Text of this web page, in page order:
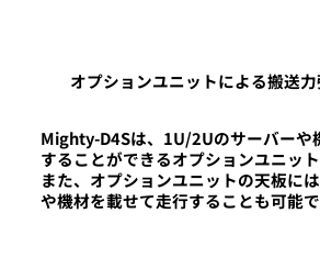
オプションユニットによる搬送
Mighty-D4Sは、1U/2Uのサーバーや
することができるオプションユニッ
また、オプションユニットの天板に
や機材を載せて走行することも可能で